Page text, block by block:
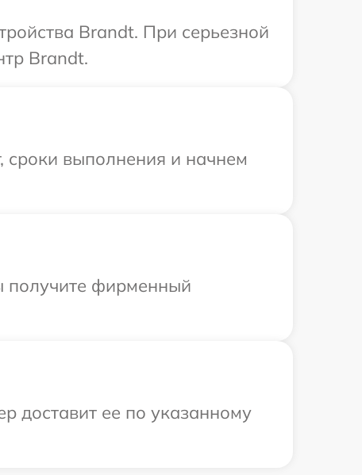
Brandt. При серьезной
Brandt.
сроки выполнения и начнем
получите фирменный
доставит ее по указанному